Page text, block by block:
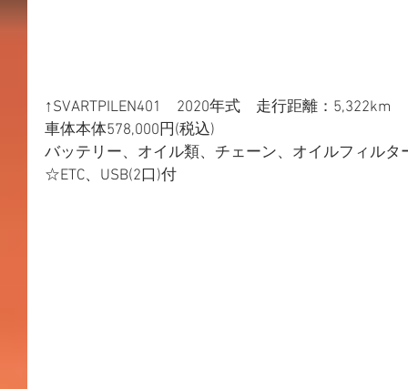
↑SVARTPILEN401　2020年式　走行距離：5,322km
車体本体578,000円(税込)
バッテリー、オイル類、チェーン、オイルフィルタ
☆ETC、USB(2口)付